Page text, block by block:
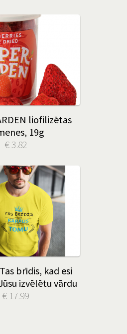
liofilizētas
19g
€ 3.82
brīdis, kad esi
izvēlētu vārdu
€ 17.99